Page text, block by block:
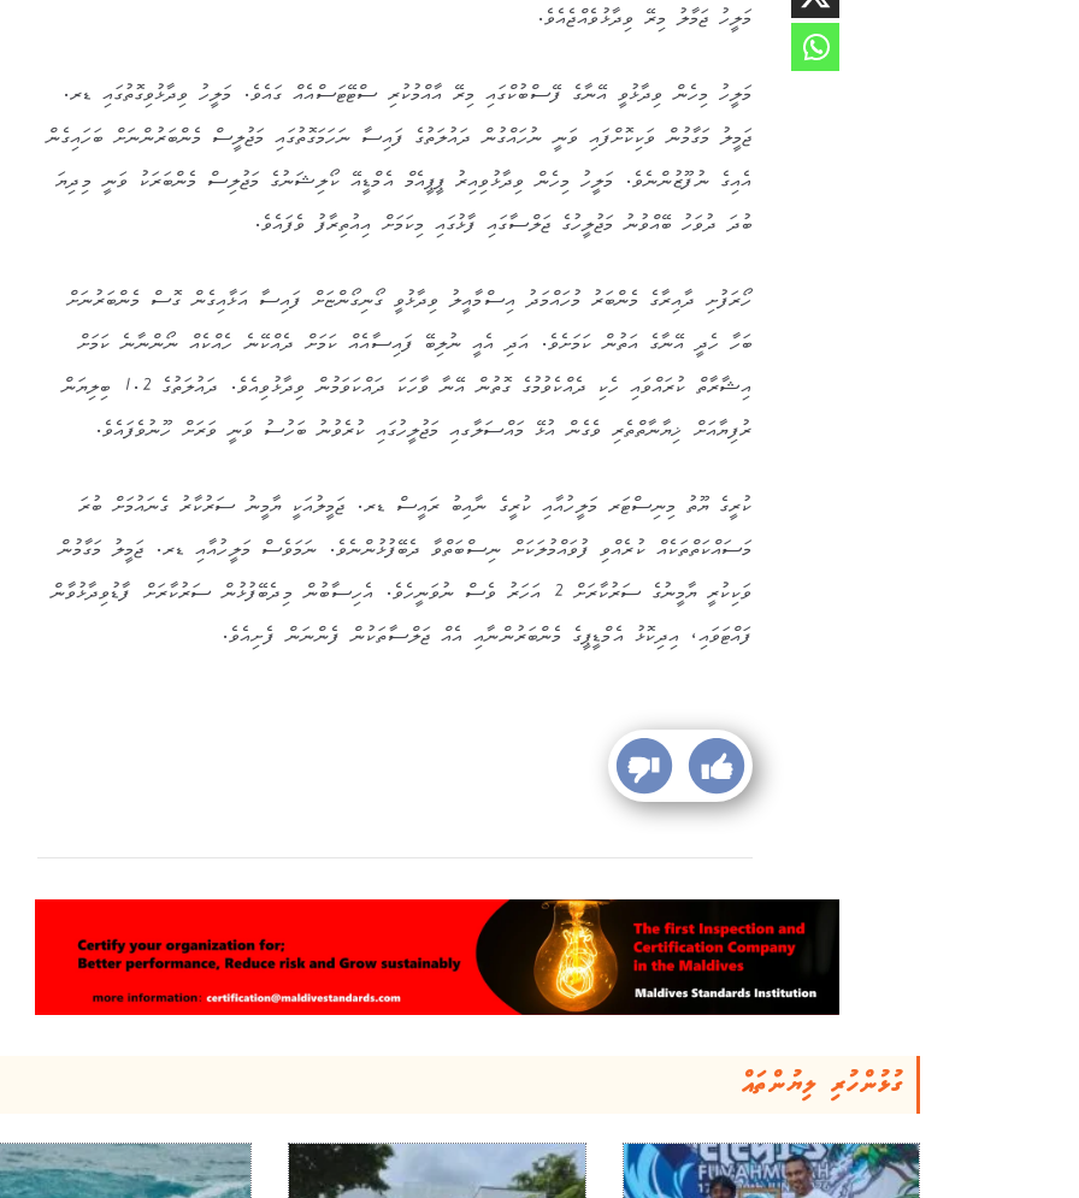
މަލީހު ޖަމާލު މިރޭ ވިދާޅުވެއްޖެއެވެ.
މަލީހު މިހެން ވިދާޅުވީ އޭނާގެ ފޭސްބުކްގައި މިރޭ އާއްމުކުރި ސްޓޭޓަސްއެއް ގައެވެ. މަލީހު ވިދާޅުވިގޮތުގައި ޑރ.
ޖަމީލު މަގާމުން ވަކިކޮށްފައި ވަނީ ނުހައްގުން ދައުލަތުގެ ފައިސާ ނަހަމަގޮތުގައި މަޖުލީސް މެންބަރުންނަށް ބަހައިގެން
އެއިގެ ނުފޫޒުންނެވެ. މަލީހު މިހެން ވިދާޅުވިއިރު ޕީޕީއެމް އެމްޑީއޭ ކޯލިޝަނުގެ މަޖުލިސް މެންބަރަކު ވަނީ މިދިޔަ
ބުދަ ދުވަހު ބޭއްވުނު މަޖުލީހުގެ ޖަލްސާގައި ފާޅުގައި މިކަމަށް އިއުތިރާފު ވެފައެވެ.
ހޯރަފުށި ދާއިރާގެ މެންބަރު މުހައްމަދު އިސްމާއީލު ވިދާޅުވީ ގޯނިގޯންޏަށް ފައިސާ އަޅާއިގެން ގޮސް މެންބަރުނަށް
ބަހާ ހެދީ އޭނާގެ އަތުން ކަމަށެވެ. އަދި އެއީ ނުލިބޭ ފައިސާއެއް ކަމަށް ދެއްކޭނެ ހެއްކެއް ނޯންނާނެ ކަމަށް
އިޝާރާތް ކުރައްވައި ހެކި ދެއްކެވުމުގެ ގޮތުން އޭނާ ވާހަކަ ދައްކަވަމުން ވިދާޅުވިއެވެ. ދައުލަތުގެ 1.2 ބިލިޔަން
ރުފިޔާއަށް ޚިޔާނާތްތެރި ވެގެން އުޅޭ މައްސަލާގއި މަޖުލީހުގައި ކުރެވުނު ބަހުސު ވަނީ ވަރަށް ހޫނުވެފައެވެ.
ކުރީގެ ޔޫތު މިނިސްޓަރ މަލީހުއާއި ކުރީގެ ނާއިބު ރައީސް ޑރ. ޖަމީލުއަކީ ޔާމީނު ސަރުކާރު ގެނައުމަށް ބުރަ
މަސައްކަތްތަކެއް ކުރެއްވި ފުވައްމުލަކަށް ނިސްބަތްވާ ދެބޭފުޅުންނެވެ. ނަމަވެސް މަލީހުއާއި ޑރ. ޖަމީލު މަގާމުން
ވަކިކުރީ ޔާމީނުގެ ސަރުކާރަށް 2 އަހަރު ވެސް ނުވަނީހެވެ. އެހިސާބުން މިދެބޭފުޅުން ސަރުކާރަށް ފާޑުވިދާޅުވާން
ފައްޓަވައި، އިދިކޮޅު އެމްޑީޕީގެ މެންބަރުންނާއި އެއް ޖަލްސާތަކުން ފެންނަން ފެށިއެވެ.
ގުޅުންހުރި ލިޔުންތައް